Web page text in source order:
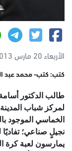
الأربعاء 20 مارس 2013 03:03 ص
كتب: كتب- محمد عبد
طالب الدكتور
لمركز شباب
الخماسي الموجود
نجيلٍ صناعي؛ تفاديًا
يمارسون لعبة كرة